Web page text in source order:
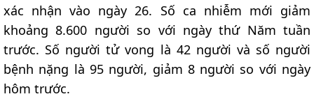
xác nhận vào ngày 26. Số ca nhiễm mới giảm
khoảng 8.600 người so với ngày thứ Năm tuần
trước. Số người tử vong là 42 người và số người
bệnh nặng là 95 người, giảm 8 người so với ngày
hôm trước.